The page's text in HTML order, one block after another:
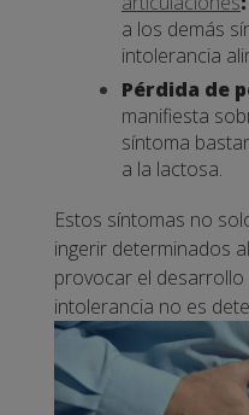
a los demás
intolerancia
Pérdida de
manifiesta
síntoma
a la lactosa.
Estos síntomas no
ingerir determinados
provocar el
intolerancia no es